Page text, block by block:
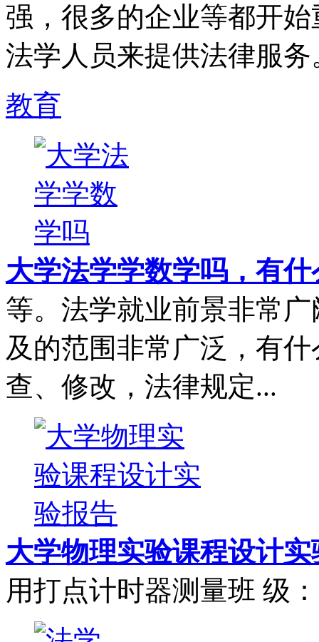
强，很多的企业等都开
法学人员来提供法律服务
教育
大学法学学数学吗，有什
等。法学就业前景非常
及的范围非常广泛，有
查、修改，法律规定...
大学物理实验课程设计实
用打点计时器测量班 级